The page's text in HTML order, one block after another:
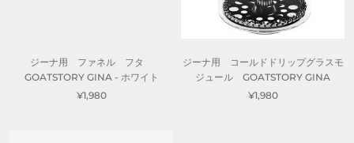
ジーナ用 ファネル フタ
GOATSTORY GINA - ホワイト
¥1,980
ジーナ用 コールドドリップグラスモ
ジュール GOATSTORY GINA
¥1,980